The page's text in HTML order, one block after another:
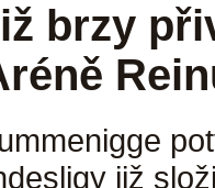
brzy
již